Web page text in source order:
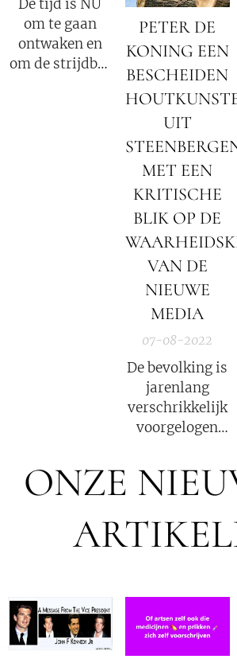
De tijd is NU
om te gaan
ontwaken en
om de strijdbijl
PETER DE
KONING EEN
BESCHEIDEN
UIT
MET EEN
KRITISCHE
BLIK OP DE
VAN DE
NIEUWE
MEDIA
07-08-2022
De bevolking is
jarenlang
verschrikkelijk
voorgelogen
Kerk, Peter de
Koning is daar
slachtoffer
van, ook al
ONZE